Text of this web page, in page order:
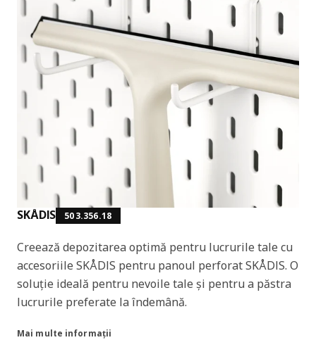
SKÅDIS 503.356.18
Creează depozitarea optimă pentru lucrurile tale cu
accesoriile SKÅDIS pentru panoul perforat SKÅDIS. O
soluție ideală pentru nevoile tale și pentru a păstra
lucrurile preferate la îndemână.
Mai multe informații